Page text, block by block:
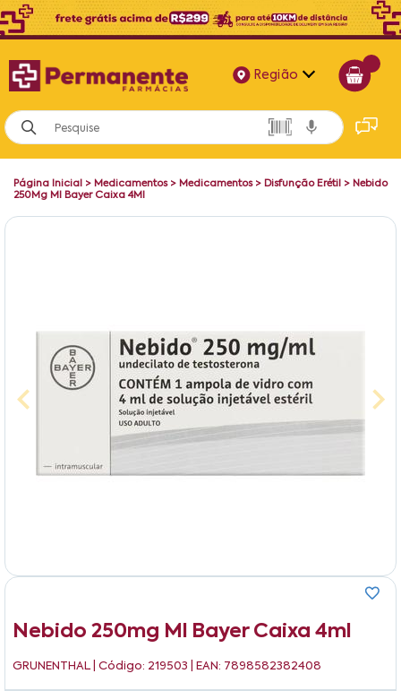
Região
Alagoas
Bahia
Página Inicial > Medicamentos> Medicamentos> Disfunção Erétil > Nebido
250Mg Ml Bayer Caixa 4Ml
Nebido 250mg Ml Bayer Caixa 4ml
GRUNENTHAL | Código: 219503 | EAN: 7898582382408